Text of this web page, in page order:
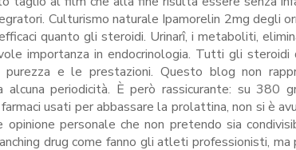
Culturismo naturale Ipamorelin 2mg degli
quanto gli steroidi. Urinarî, i metaboliti,
importanza in endocrinologia. Tutti gli
e le prestazioni. Questo blog non
periodicità. È però rassicurante: su 380
usati per abbassare la prolattina, non si è
personale che non pretendo sia
drug come fanno gli atleti professionisti, ma